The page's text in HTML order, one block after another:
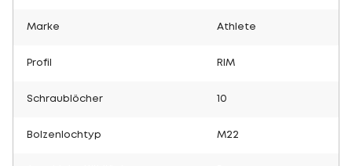
Marke Athlete
Profil RIM
Schraublöcher 10
Bolzenlochtyp M22